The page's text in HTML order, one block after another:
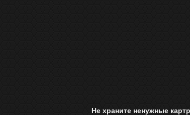
Не храните ненужные